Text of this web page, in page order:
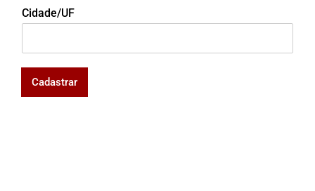
Cidade/UF
Cadastrar